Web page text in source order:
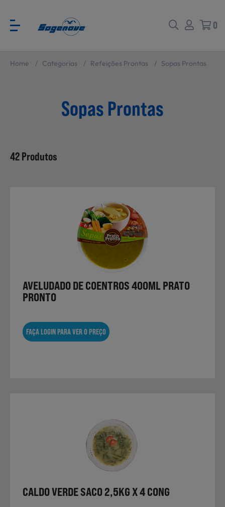
Voltar
Ver todas
Carne
Não Alimentares
Refeições Prontas
Charcutaria e Enchidos
Laticínios, Ovos e Derivados
Mercearia
Voltar
CATÁLOGO PARA EVENTOS
SABORES BRASIL
0
Home / Categorias / Refeições Prontas / Sopas Prontas
Sopas Prontas
42 Produtos
AVELUDADO DE COENTROS 400ML PRATO
PRONTO
FAÇA LOGIN PARA VER O PREÇO
CALDO VERDE SACO 2,5KG X 4 CONG